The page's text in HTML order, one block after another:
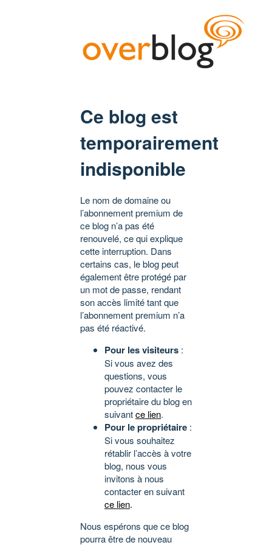
Ce blog est
temporairement
indisponible
Le nom de domaine ou
l’abonnement premium de
ce blog n’a pas été
renouvelé, ce qui explique
cette interruption. Dans
certains cas, le blog peut
également être protégé par
un mot de passe, rendant
son accès limité tant que
l’abonnement premium n’a
pas été réactivé.
Pour les visiteurs :
Si vous avez des
questions, vous
pouvez contacter le
propriétaire du blog en
suivantce lien.
Pour le propriétaire :
Si vous souhaitez
rétablir l’accès à votre
blog, nous vous
invitons à nous
contacter en suivant
ce lien.
Nous espérons que ce blog
pourra être de nouveau